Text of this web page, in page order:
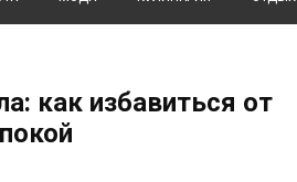
как избавиться от